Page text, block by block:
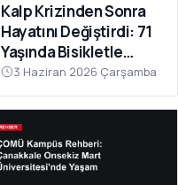
Kalp Krizinden Sonra
Hayatını Değiştirdi: 71
Yaşında Bisikletle
Sağlığına Kavuştu
3 Haziran 2026 Çarşamba